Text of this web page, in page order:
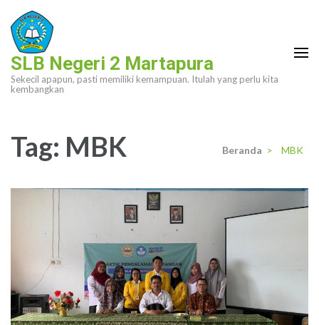
Lompat
ke
konten
(Tekan
Enter)
SLB Negeri 2 Martapura
Sekecil apapun, pasti memiliki kemampuan. Itulah yang perlu kita
kembangkan
Tag: MBK Beranda > MBK